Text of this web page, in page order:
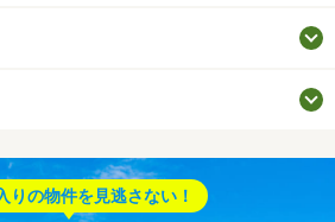
りの物件を見逃さない！